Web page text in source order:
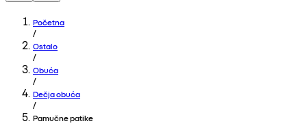
Početna
/
Ostalo
/
Obuća
/
Dečja obuća
/
Pamučne patike